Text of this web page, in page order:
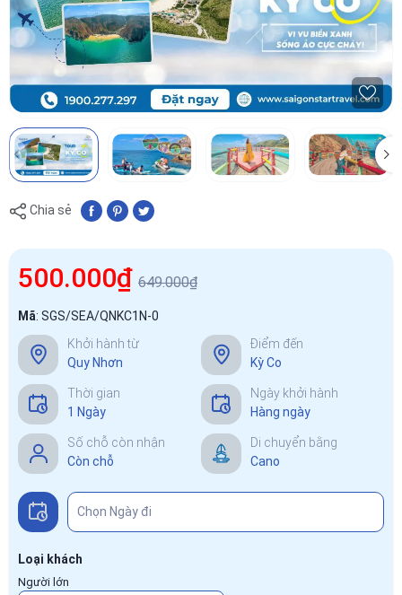
Chia sẻ
500.000₫ 649.000₫
Mã: SGS/SEA/QNKC1N-0
Khởi hành từ
Quy Nhơn
Điểm đến
Kỳ Co
Thời gian
1 Ngày
Ngày khởi hành
Hàng ngày
Số chỗ còn nhận
Còn chỗ
Di chuyển bằng
Cano
Loại khách
Người lớn